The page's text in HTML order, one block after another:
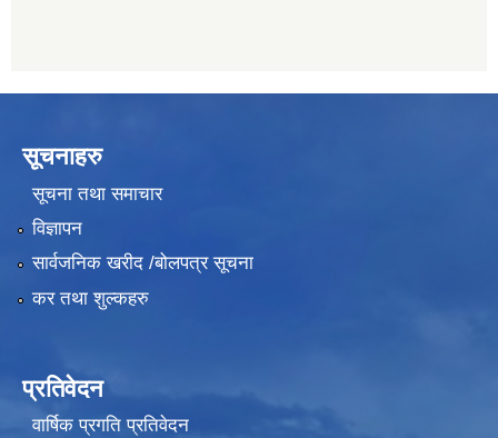
सूचनाहरु
सूचना तथा समाचार
विज्ञापन
सार्वजनिक खरीद /बोलपत्र सूचना
कर तथा शुल्कहरु
प्रतिवेदन
वार्षिक प्रगति प्रतिवेदन